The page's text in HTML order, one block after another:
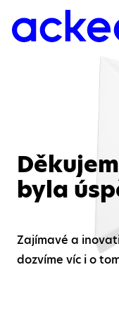
byla
Zajímavé a
dozvíme víc i o